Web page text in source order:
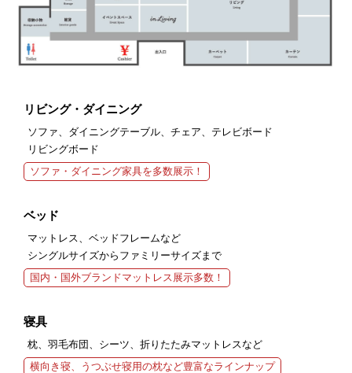
リビング・ダイニング
ソファ、ダイニングテーブル、チェア、テレビボード
リビングボード
ソファ・ダイニング家具を多数展示！
ベッド
マットレス、ベッドフレームなど
シングルサイズからファミリーサイズまで
国内・国外ブランドマットレス展示多数！
寝具
枕、羽毛布団、シーツ、折りたたみマットレスなど
横向き寝、うつぶせ寝用の枕など豊富なラインナップ